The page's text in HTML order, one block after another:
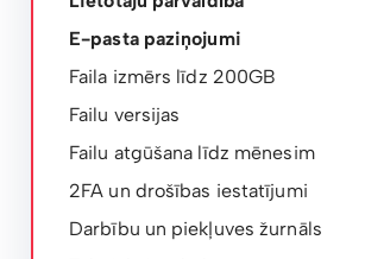
E-pasta paziņojumi
Faila izmērs līdz 200GB
Failu versijas
Failu atgūšana līdz mēnesim
2FA un drošības iestatījumi
Darbību un piekļuves žurnāls